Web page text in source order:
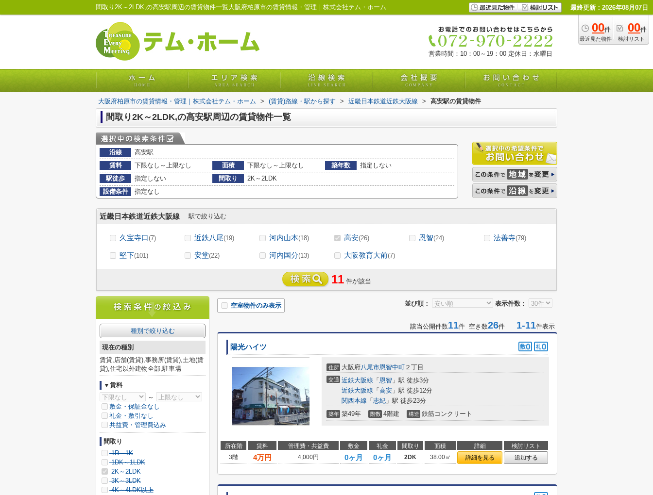
間取り2K～2LDK,の高安駅周辺の賃貸物件一覧大阪府柏原市の賃貸情報・管理｜株式会社テム・ホーム 最終更新：2026年08月07日
00件
最近見た物件
00件
検討リスト
営業時間：10：00～19：00 定休日：水曜日
大阪府柏原市の賃貸情報・管理｜株式会社テム・ホーム > (賃貸)路線・駅から探す > 近畿日本鉄道近鉄大阪線 > 高安駅の賃貸物件
間取り2K～2LDK,の高安駅周辺の賃貸物件一覧
沿線
高安駅
賃料
下限なし～上限なし 面積 下限なし～上限なし 築年数
指定しない
駅徒歩
指定しない 間取り
2K～2LDK
設備条件
指定なし
近畿日本鉄道近鉄大阪線 駅で絞り込む
久宝寺口(7) 近鉄八尾(19) 河内山本(18) 高安(26) 恩智(24) 法善寺(79)
堅下(101) 安堂(22) 河内国分(13) 大阪教育大前(7)
11 件が該当
並び順： 表示件数：
空室物件のみ表示
該当公開件数11件 空き数26件 1-11件表示
陽光ハイツ
住所 大阪府八尾市恩智中町 ２丁目
交通 近鉄大阪線 「 恩智 」駅 徒歩3分
近鉄大阪線 「 高安 」駅 徒歩12分
関西本線 「 志紀 」駅 徒歩23分
築年 築49年 階数 4階建 構造 鉄筋コンクリート
所在階 賃料 管理費・共益費 敷金 礼金 間取り 面積 詳細
検討リスト
3階
4万円 4,000円 0ヶ月 0ヶ月 2DK 38.00㎡ 詳細を見る 追加する
種別で絞り込む
現在の種別
賃貸,店舗(賃貸),事務所(賃貸),土地(賃
貸),住宅以外建物全部,駐車場
▼賃料
～
敷金・保証金なし
礼金・敷引なし
共益費・管理費込み
間取り
1R～1K
1DK～1LDK
2K～2LDK
3K～3LDK
4K～4LDK以上